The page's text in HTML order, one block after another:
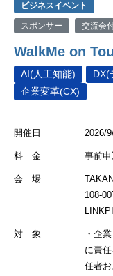
ビジネスイベント
スポンサー 交流会
WalkMe on
AI(人工知能)
DX(
企業変革(CX)
開催日 2026/
料 金 事前
会 場
108-
対 象
・企
に責
任者